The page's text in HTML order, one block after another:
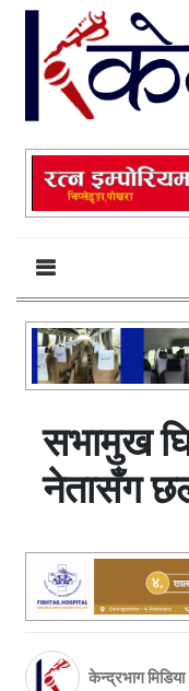
सभामुख
नेतासँग
केन्द्रभाग मिडिया